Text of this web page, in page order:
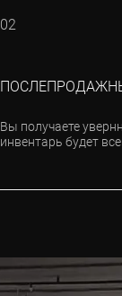
02
Вы получаете
инвентарь будет